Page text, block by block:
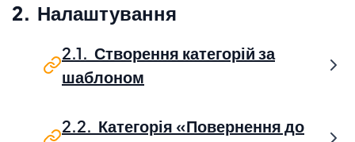
2. Налаштування
2.1. Створення категорій за
шаблоном
2.2. Категорія «Повернення до